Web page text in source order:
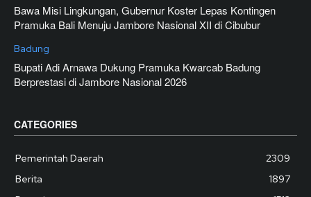
Bawa Misi Lingkungan, Gubernur Koster Lepas Kontingen
Pramuka Bali Menuju Jambore Nasional XII di Cibubur
Badung
Bupati Adi Arnawa Dukung Pramuka Kwarcab Badung
Berprestasi di Jambore Nasional 2026
CATEGORIES
Pemerintah Daerah
2309
Berita
1897